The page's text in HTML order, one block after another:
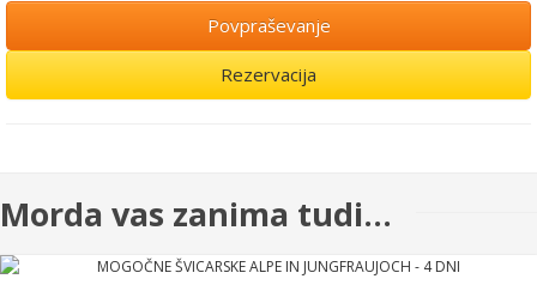
Povpraševanje
Rezervacija
Morda vas zanima tudi...